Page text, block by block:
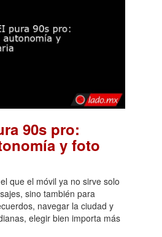
90s pro:
y foto
que el móvil ya no sirve solo
sino también para
navegar la ciudad y
elegir bien importa más